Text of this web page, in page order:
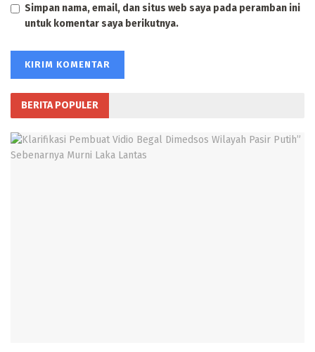
Simpan nama, email, dan situs web saya pada peramban ini
untuk komentar saya berikutnya.
BERITA POPULER